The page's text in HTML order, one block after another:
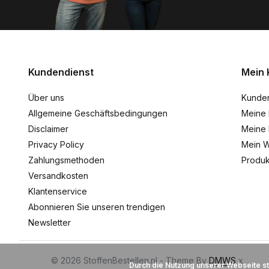
Kundendienst
Über uns
Allgemeine Geschäftsbedingungen
Disclaimer
Privacy Policy
Zahlungsmethoden
Versandkosten
Klantenservice
Abonnieren Sie unseren trendigen
Newsletter
Mein
Meine
Meine
Mein
© 2026 StoffenBestellen.nl - Theme By DMWS x
Durch die Nutzung unserer Webseite